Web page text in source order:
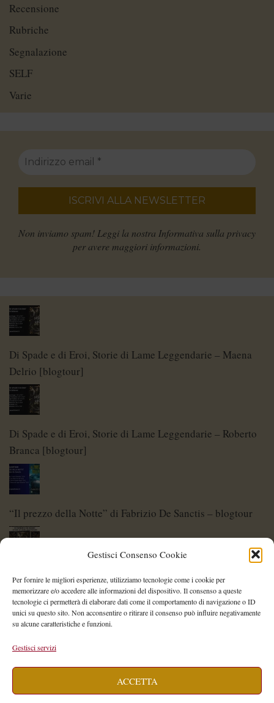
Gestisci Consenso Cookie
Per fornire le migliori esperienze, utilizziamo tecnologie come i cookie per
memorizzare e/o accedere alle informazioni del dispositivo. Il consenso a queste
tecnologie ci permetterà di elaborare dati come il comportamento di navigazione o ID
unici su questo sito. Non acconsentire o ritirare il consenso può influire negativamente
su alcune caratteristiche e funzioni.
Gestisci servizi
ACCETTA
Recensione
Rubriche
Segnalazione
SELF
Varie
Non inviamo spam! Leggi la nostra Informativa sulla privacy
per avere maggiori informazioni.
Di Spade e di Eroi, Storie di Lame Leggendarie – Maena
Delrio [blogtour]
Di Spade e di Eroi, Storie di Lame Leggendarie – Roberto
Branca [blogtour]
“Il prezzo della Notte” di Fabrizio De Sanctis – blogtour
Di Spade e di Eroi – Storie di Lame Leggendarie